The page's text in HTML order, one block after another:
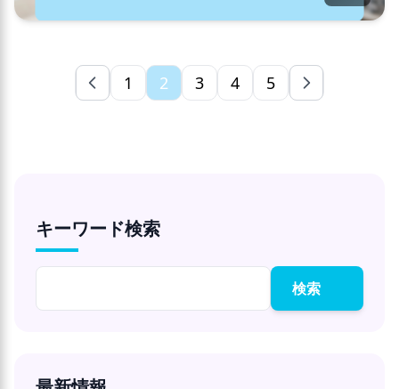
1 2 3 4 5
キーワード検索